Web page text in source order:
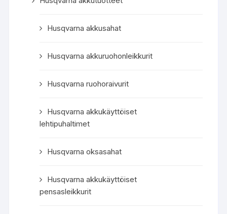
Husqvarna akkusahat
Husqvarna akkuruohonleikkurit
Husqvarna ruohoraivurit
Husqvarna akkukäyttöiset
lehtipuhaltimet
Husqvarna oksasahat
Husqvarna akkukäyttöiset
pensasleikkurit